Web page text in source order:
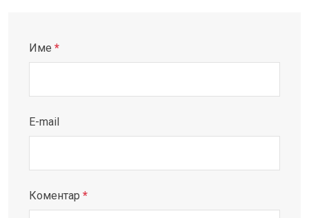
Име *
E-mail
Коментар *